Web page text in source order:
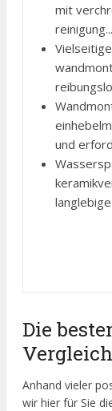
mit
reinigung...
und
langlebige
Die
Vergleich
Anhand vieler
wir hier für Sie